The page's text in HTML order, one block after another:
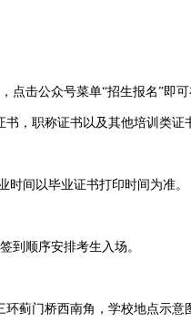
点击公众号菜单“招生报名”即
，职称证书以及其他培训类证
时间以毕业证书打印时间为准。
到顺序安排考生入场。
蓟门桥西南角，学校地点示意